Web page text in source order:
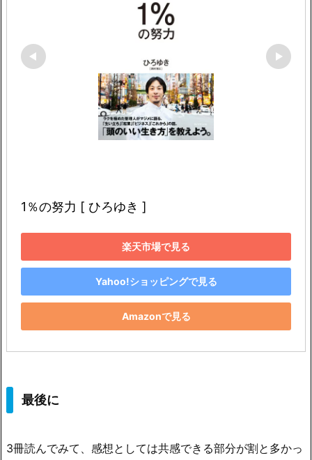
1％の努力 [ ひろゆき ]
楽天市場で見る
Yahoo!ショッピングで見る
Amazonで見る
最後に
3冊読んでみて、感想としては共感できる部分が割と多かっ